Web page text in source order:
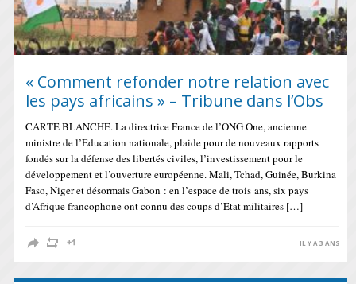
« Comment refonder notre relation avec
les pays africains » – Tribune dans l’Obs
CARTE BLANCHE. La directrice France de l’ONG One, ancienne
ministre de l’Education nationale, plaide pour de nouveaux rapports
fondés sur la défense des libertés civiles, l’investissement pour le
développement et l’ouverture européenne. Mali, Tchad, Guinée, Burkina
Faso, Niger et désormais Gabon : en l’espace de trois ans, six pays
d’Afrique francophone ont connu des coups d’Etat militaires […]
IL Y A 3 ANS